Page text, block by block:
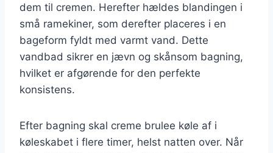
dem til cremen. Herefter hældes blandingen i
små ramekiner, som derefter placeres i en
bageform fyldt med varmt vand. Dette
vandbad sikrer en jævn og skånsom bagning,
hvilket er afgørende for den perfekte
konsistens.
Efter bagning skal creme brulee køle af i
køleskabet i flere timer, helst natten over. Når